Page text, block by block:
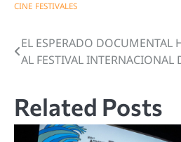
CINE FESTIVALES
Navegación
entradas
EL ESPERADO DOCUMENTAL
AL FESTIVAL INTERNACIONAL
Related Posts